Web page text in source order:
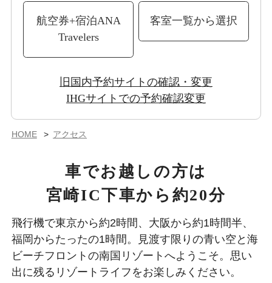
航空券+宿泊ANA
Travelers
客室一覧から選択
旧国内予約サイトの確認・変更
IHGサイトでの予約確認変更
HOME アクセス
車でお越しの方は
宮崎IC下車から約20分
飛行機で東京から約2時間、大阪から約1時間半、
福岡からたったの1時間。
見渡す限りの青い空と海
ビーチフロントの南国リゾートへようこそ。 思い
出に残るリゾートライフをお楽しみください。